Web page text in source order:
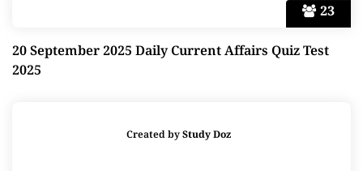
23
20 September 2025 Daily Current Affairs Quiz Test
2025
Created byStudy Doz